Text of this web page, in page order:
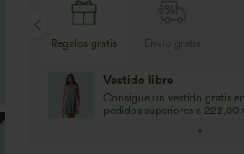
Regalos gratis
Vestido libre
Consigue un vestido gratis en
pedidos superiores a 222,00